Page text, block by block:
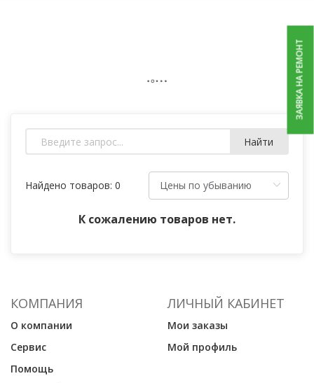
Найти
Найдено товаров: 0
К сожалению товаров нет.
ЗАЯВКА НА РЕМОНТ
КОМПАНИЯ
О компании
Сервис
Помощь
ЛИЧНЫЙ КАБИНЕТ
Мои заказы
Мой профиль